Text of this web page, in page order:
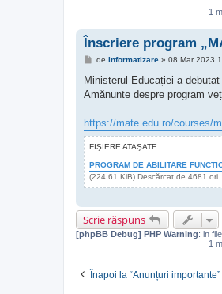
1
Înscriere program
M
s
j
de informatizare» 08 Mar 2023
Ministerul Educației a
Amănunte despre program
https://mate.edu.ro/courses/
FIŞIERE ATAŞATE
PROGRAM DE ABILITARE
(224.61 KiB) Descărcat de 4681 ori
Scrie răspuns
[phpBB Debug] PHP Warning: in file
1
Înapoi la “Anunțuri importante”